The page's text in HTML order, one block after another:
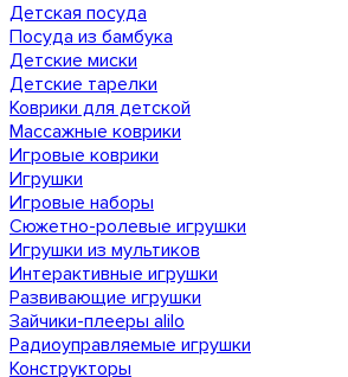
Детская посуда
Посуда из бамбука
Детские миски
Детские тарелки
Коврики для детской
Массажные коврики
Игровые коврики
Игрушки
Игровые наборы
Сюжетно-ролевые игрушки
Игрушки из мультиков
Интерактивные игрушки
Развивающие игрушки
Зайчики-плееры alilo
Радиоуправляемые игрушки
Конструкторы